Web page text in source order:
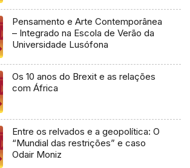
Pensamento e Arte Contemporânea
– Integrado na Escola de Verão da
Universidade Lusófona
Os 10 anos do Brexit e as relações
com África
Entre os relvados e a geopolítica: O
“Mundial das restrições” e caso
Odair Moniz